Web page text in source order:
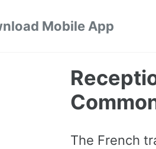
Mobile App
The French